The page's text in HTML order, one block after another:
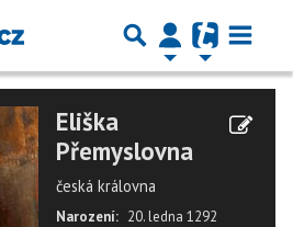
Eliška
Přemyslovna
česká královna
Narození: 20. ledna 1292